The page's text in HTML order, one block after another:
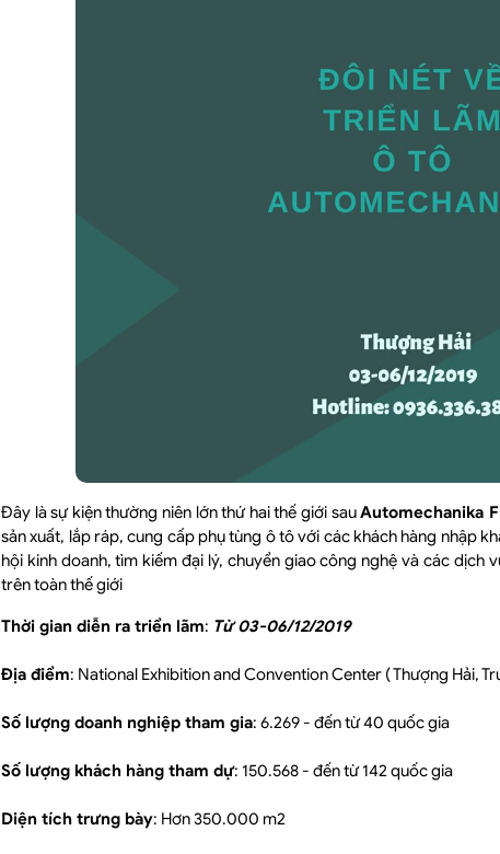
Đây là sự kiện thường niên lớn thứ hai thế giới sauAutomechanika
sản xuất, lắp ráp, cung cấp phụ tùng ô tô với các khách hàng nhập
hội kinh doanh, tìm kiếm đại lý, chuyển giao công nghệ và các dịch
trên toàn thế giới
Thời gian diễn ra triển lãm: Từ 03-06/12/2019
Địa điểm: National Exhibition and Convention Center ( Thượng Hải,
Số lượng doanh nghiệp tham gia: 6.269 - đến từ 40 quốc gia
Số lượng khách hàng tham dự: 150.568 - đến từ 142 quốc gia
Diện tích trưng bày: Hơn 350.000 m2